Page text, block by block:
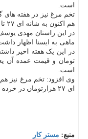
است.
هم اکنون به شانه ای ۲۷ تا ۳۰ هزارتومان رسیده است.
در این راستان مهدی
ماهی به ایسنا اظهار
است.
ای ۲۷ هزارتومان در خرده فروشی ها عرضه می شود.
منبع: مستر كار